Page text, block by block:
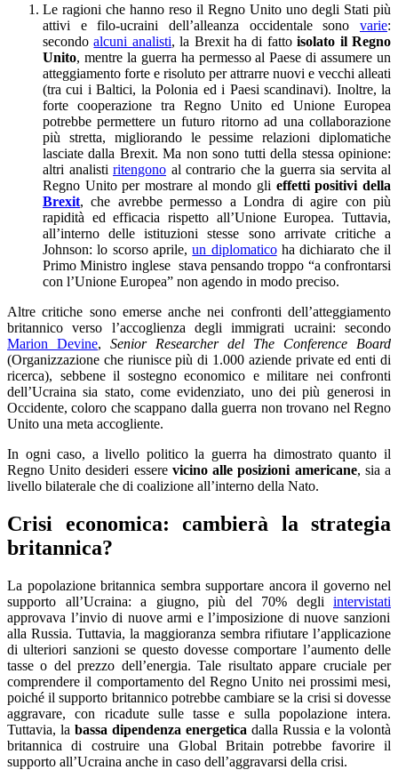
Le ragioni che hanno reso il Regno Unito uno degli Stati più
attivi e filo-ucraini dell’alleanza occidentale sono varie:
secondoalcuni analisti, la Brexit ha di fattoisolato il Regno
Unito, mentre la guerra ha permesso al Paese di assumere un
atteggiamento forte e risoluto per attrarre nuovi e vecchi alleati
(tra cui i Baltici, la Polonia ed i Paesi scandinavi). Inoltre, la
forte cooperazione tra Regno Unito ed Unione Europea
potrebbe permettere un futuro ritorno ad una collaborazione
più stretta, migliorando le pessime relazioni diplomatiche
lasciate dalla Brexit. Ma non sono tutti della stessa opinione:
altri analisti ritengono al contrario che la guerra sia servita al
Regno Unito per mostrare al mondo gli effetti positivi della
Brexit, che avrebbe permesso a Londra di agire con più
rapidità ed efficacia rispetto all’Unione Europea. Tuttavia,
all’interno delle istituzioni stesse sono arrivate critiche a
Johnson: lo scorso aprile,un diplomaticoha dichiarato che il
Primo Ministro inglese stava pensando troppo “a confrontarsi
con l’Unione Europea” non agendo in modo preciso.
Altre critiche sono emerse anche nei confronti dell’atteggiamento
britannico verso l’accoglienza degli immigrati ucraini: secondo
Marion Devine, Senior Researcher del The Conference Board
(Organizzazione che riunisce più di 1.000 aziende private ed enti di
ricerca), sebbene il sostegno economico e militare nei confronti
dell’Ucraina sia stato, come evidenziato, uno dei più generosi in
Occidente, coloro che scappano dalla guerra non trovano nel Regno
Unito una meta accogliente.
In ogni caso, a livello politico la guerra ha dimostrato quanto il
Regno Unito desideri essere vicino alle posizioni americane, sia a
livello bilaterale che di coalizione all’interno della Nato.
Crisi economica: cambierà la strategia
britannica?
La popolazione britannica sembra supportare ancora il governo nel
supporto all’Ucraina: a giugno, più del 70% degli intervistati
approvava l’invio di nuove armi e l’imposizione di nuove sanzioni
alla Russia. Tuttavia, la maggioranza sembra rifiutare l’applicazione
di ulteriori sanzioni se questo dovesse comportare l’aumento delle
tasse o del prezzo dell’energia. Tale risultato appare cruciale per
comprendere il comportamento del Regno Unito nei prossimi mesi,
poiché il supporto britannico potrebbe cambiare se la crisi si dovesse
aggravare, con ricadute sulle tasse e sulla popolazione intera.
Tuttavia, la bassa dipendenza energetica dalla Russia e la volontà
britannica di costruire una Global Britain potrebbe favorire il
supporto all’Ucraina anche in caso dell’aggravarsi della crisi.